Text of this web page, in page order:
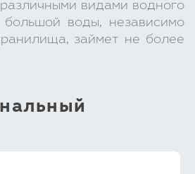
видами водного
воды, независимо
займет не более